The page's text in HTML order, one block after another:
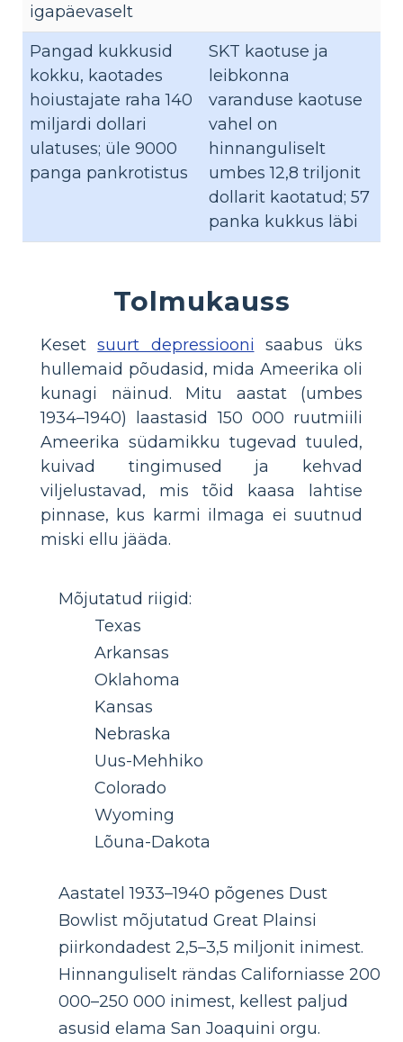
igapäevaselt
Pangad kukkusid
kokku, kaotades
hoiustajate raha 140
miljardi dollari
ulatuses; üle 9000
panga pankrotistus
SKT kaotuse ja
leibkonna
varanduse kaotuse
vahel on
hinnanguliselt
umbes 12,8 triljonit
dollarit kaotatud; 57
panka kukkus läbi
Tolmukauss
Kesetsuurt depressiooni saabus üks
hullemaid põudasid, mida Ameerika oli
kunagi näinud. Mitu aastat (umbes
1934–1940) laastasid 150 000 ruutmiili
Ameerika südamikku tugevad tuuled,
kuivad tingimused ja kehvad
viljelustavad, mis tõid kaasa lahtise
pinnase, kus karmi ilmaga ei suutnud
miski ellu jääda.
Mõjutatud riigid:
Texas
Arkansas
Oklahoma
Kansas
Nebraska
Uus-Mehhiko
Colorado
Wyoming
Lõuna-Dakota
Aastatel 1933–1940 põgenes Dust
Bowlist mõjutatud Great Plainsi
piirkondadest 2,5–3,5 miljonit inimest.
Hinnanguliselt rändas Californiasse 200
000–250 000 inimest, kellest paljud
asusid elama San Joaquini orgu.